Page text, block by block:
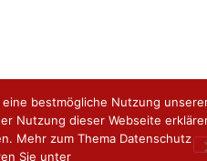
bestmögliche Nutzung
Nutzung dieser Webseite
Mehr zum Thema Datenschutz
Sie unter